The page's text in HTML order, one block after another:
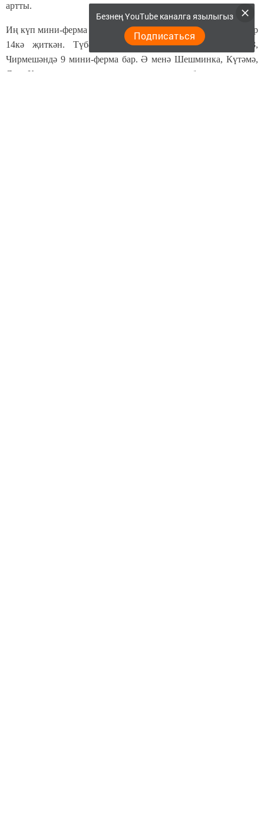
артты.
Иң күп мини-ферма Иске Кади авыл җирлегендә, биредә алар
14кә җиткән. Түбән Кәминкә авыл җирлегендә - 13,
Чирмешәндә 9 мини-ферма бар. Ә менә Шешминка, Күтәмә,
Яңа Кади авыл җирлекләрендә, нигәдер, бу программага
Безнең YouTube каналга язылыгыз
Подписаться